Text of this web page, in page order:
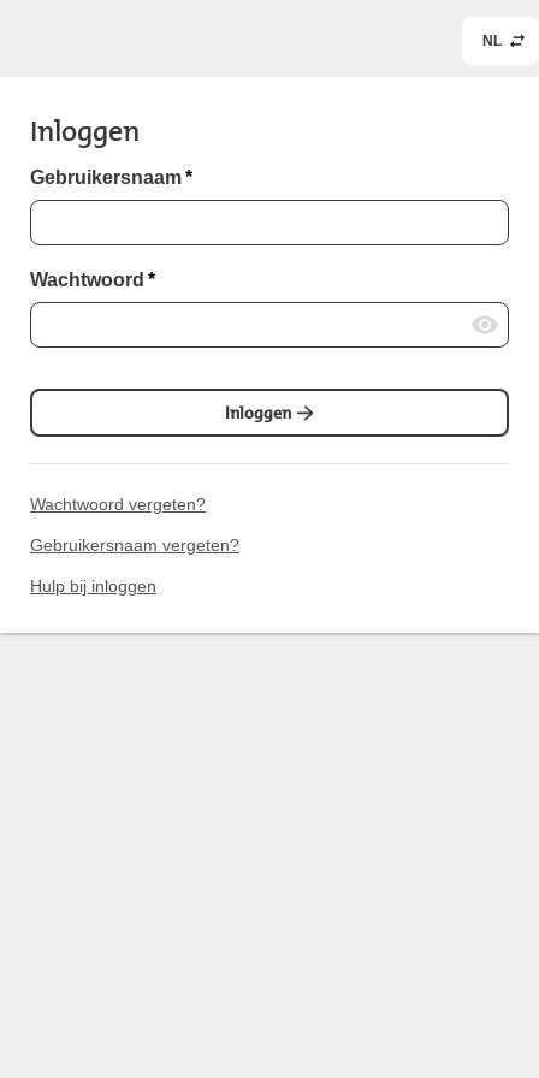
NL
Inloggen
Gebruikersnaam*
Wachtwoord *
Inloggen
Wachtwoord vergeten?
Gebruikersnaam vergeten?
Hulp bij inloggen